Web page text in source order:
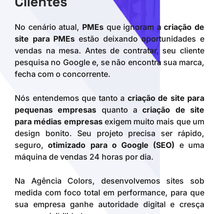
No cenário atual, PMEsque ignoram acriação de
site para PMEs estão deixando oportunidades e
vendas na mesa. Antes de contratar, seu cliente
pesquisa no Google e, se não encontra sua marca,
fecha com o concorrente.
Nós entendemos que tanto a criação de site para
pequenas empresas quanto acriação de site
para médias empresasexigem muito mais que um
design bonito. Seu projeto precisa ser rápido,
seguro,otimizado para o Google (SEO) e uma
máquina de vendas 24 horas por dia.
Na Agência Colors, desenvolvemos sites sob
medida com foco total em performance, para que
sua empresa ganhe autoridade digital e cresça